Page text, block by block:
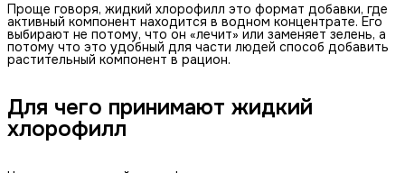
Проще говоря, жидкий хлорофилл это формат добавки, где
активный компонент находится в водном концентрате. Его
выбирают не потому, что он «лечит» или заменяет зелень, а
потому что это удобный для части людей способ добавить
растительный компонент в рацион.
Для чего принимают жидкий
хлорофилл